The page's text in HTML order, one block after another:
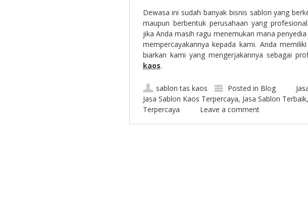
Dewasa ini sudah banyak bisnis sablon yang
maupun berbentuk perusahaan yang
jika Anda masih ragu menemukan mana
mempercayakannya kepada kami. Anda
biarkan kami yang mengerjakannya sebagai
kaos.
sablon tas kaos Posted in Blog
Jasa Sablon Kaos Terpercaya, Jasa Sablon Terbaik,
Terpercaya
Leave a comment